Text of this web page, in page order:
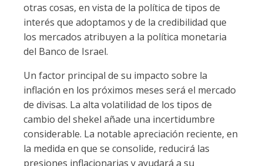
otras cosas, en vista de la política de tipos de
interés que adoptamos y de la credibilidad que
los mercados atribuyen a la política monetaria
del Banco de Israel.
Un factor principal de su impacto sobre la
inflación en los próximos meses será el mercado
de divisas. La alta volatilidad de los tipos de
cambio del shekel añade una incertidumbre
considerable. La notable apreciación reciente, en
la medida en que se consolide, reducirá las
presiones inflacionarias y ayudará a su